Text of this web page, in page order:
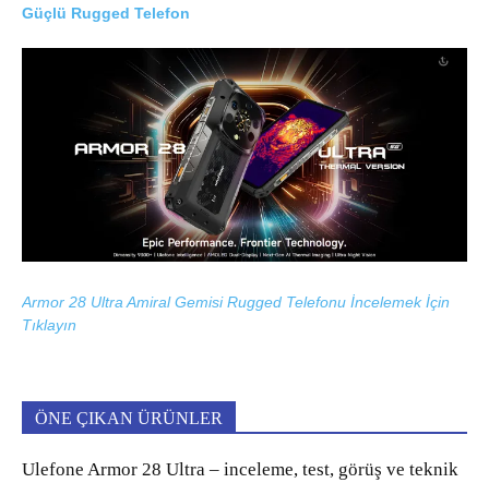
Güçlü Rugged Telefon
Armor 28 Ultra Amiral Gemisi Rugged Telefonu İncelemek İçin
Tıklayın
ÖNE ÇIKAN ÜRÜNLER
Ulefone Armor 28 Ultra – inceleme, test, görüş ve teknik